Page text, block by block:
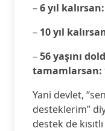
–6 yıl kalırsan:
– 10 yıl
–56 yaşını
tamamlarsan:
Yani devlet,
desteklerim”
destek de